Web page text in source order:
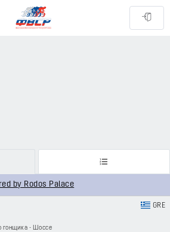
by Rodos Palace
GRE
гонщика - Шоссе